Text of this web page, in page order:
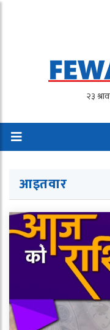
आइतवार